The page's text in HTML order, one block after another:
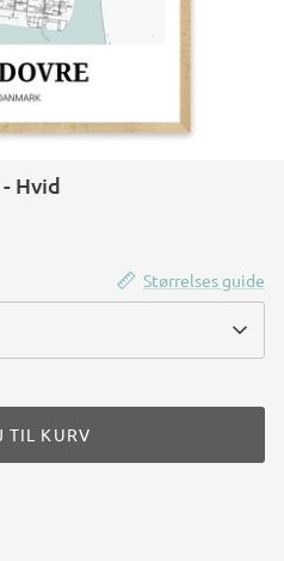
Hvid
Størrelses guide
TIL KURV